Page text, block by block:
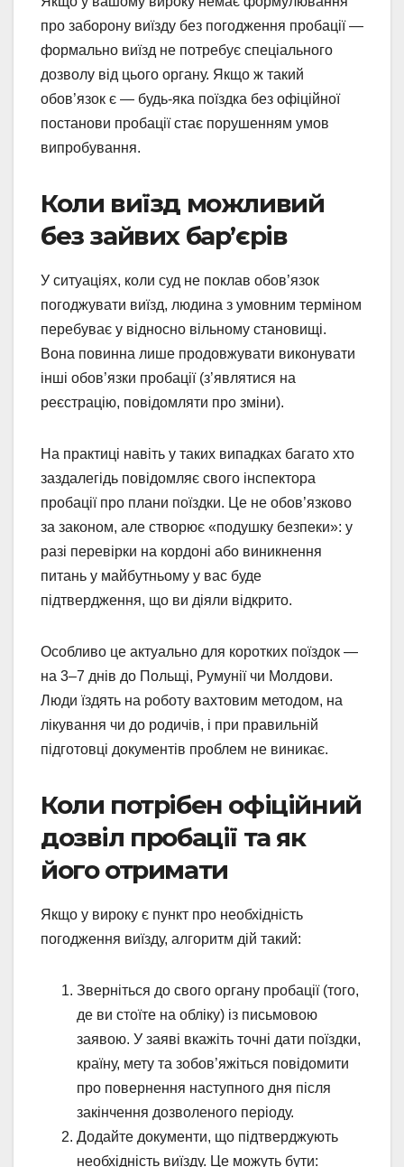
про заборону виїзду без погодження пробації —
формально виїзд не потребує спеціального
дозволу від цього органу. Якщо ж такий
обов’язок є — будь-яка поїздка без офіційної
постанови пробації стає порушенням умов
випробування.
Коли виїзд можливий
без зайвих бар’єрів
У ситуаціях, коли суд не поклав обов’язок
погоджувати виїзд, людина з умовним терміном
перебуває у відносно вільному становищі.
Вона повинна лише продовжувати виконувати
інші обов’язки пробації (з’являтися на
реєстрацію, повідомляти про зміни).
На практиці навіть у таких випадках багато хто
заздалегідь повідомляє свого інспектора
пробації про плани поїздки. Це не обов’язково
за законом, але створює «подушку безпеки»: у
разі перевірки на кордоні або виникнення
питань у майбутньому у вас буде
підтвердження, що ви діяли відкрито.
Особливо це актуально для коротких поїздок —
на 3–7 днів до Польщі, Румунії чи Молдови.
Люди їздять на роботу вахтовим методом, на
лікування чи до родичів, і при правильній
підготовці документів проблем не виникає.
Коли потрібен офіційний
дозвіл пробації та як
його отримати
Якщо у вироку є пункт про необхідність
погодження виїзду, алгоритм дій такий:
Зверніться до свого органу пробації (того,
де ви стоїте на обліку) із письмовою
заявою. У заяві вкажіть точні дати поїздки,
країну, мету та зобов’яжіться повідомити
про повернення наступного дня після
закінчення дозволеного періоду.
Додайте документи, що підтверджують
необхідність виїзду. Це можуть бути: